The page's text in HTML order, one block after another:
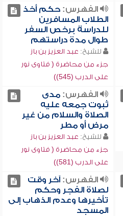
الفهرس:حكم أخذ
الطلاب المسافرين
للدراسة برخص السفر
طوال مدة دراستهم
للشيخ: عبد العزيز بن باز
جزء من محاضرة ( فتاوى نور
على الدرب (545))
الفهرس:مدى
ثبوت جمعه عليه
الصلاة والسلام من غير
مرض أو مطر
للشيخ: عبد العزيز بن باز
جزء من محاضرة ( فتاوى نور
على الدرب (581))
الفهرس:آخر وقت
لصلاة الفجر وحكم
تأخيرها وعدم الذهاب إلى
المسجد